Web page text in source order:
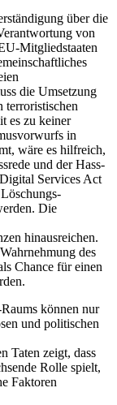
über die
von
Mitgliedstaaten
die Umsetzung
terroristischen
es zu keiner
in
wäre es hilf­reich,
und der Hass­
Services Act
Löschungs­
Die
hinaus­reichen.
des
Chance für einen
können nur
und politischen
Taten zeigt, dass
Rolle spielt,
Faktoren